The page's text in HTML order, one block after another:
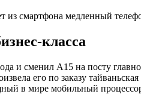
смартфона медленный
класса
и сменил A15 на посту
его по заказу
в мире мобильный